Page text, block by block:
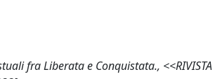
fra Liberata e Conquistata., <<RIVISTA